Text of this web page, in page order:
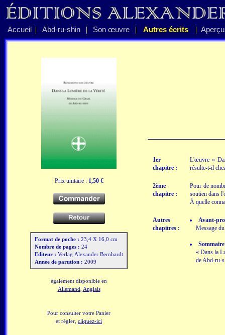
Accueil | Abd-ru-shin | Son œuvre | Autres écrits |
Prix unitaire : 1,50 €
Format de poche : 23,4 X 16,0 cm
Nombre de pages : 24
Editeur : Verlag Alexander Bernhardt
Année de parution : 2009
également disponible en
Allemand, Anglais
Pour consulter votre Panier
et régler, cliquez-ici
1er
chapitre :
L'œuvre «
résulte-t-il
2ème
chapitre :
Pour de
soutien dans
À quelle
Autres
chapitres :
Avant-
Message
« Dans la
de Abd-ru-